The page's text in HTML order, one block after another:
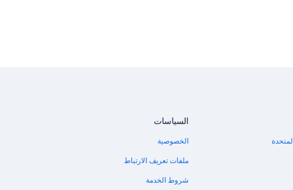
السياسات
الخصوصية
ملفات تعريف الارتباط
شروط الخدمة